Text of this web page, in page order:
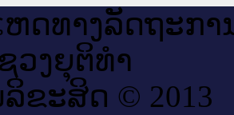
ດ​ທາງ​ລັດ​ຖະ​ກາ
ວງຍຸ​ຕິ​ທຳ
ຂະ​ສິດ © 2013